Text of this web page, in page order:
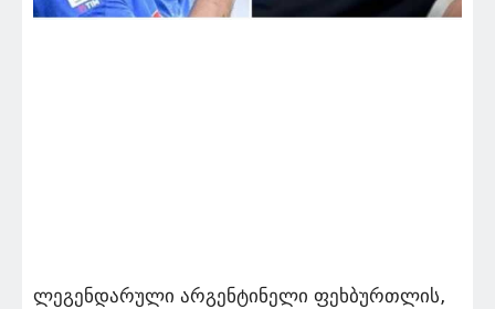
ლეგენდარული არგენტინელი ფეხბურთლის,